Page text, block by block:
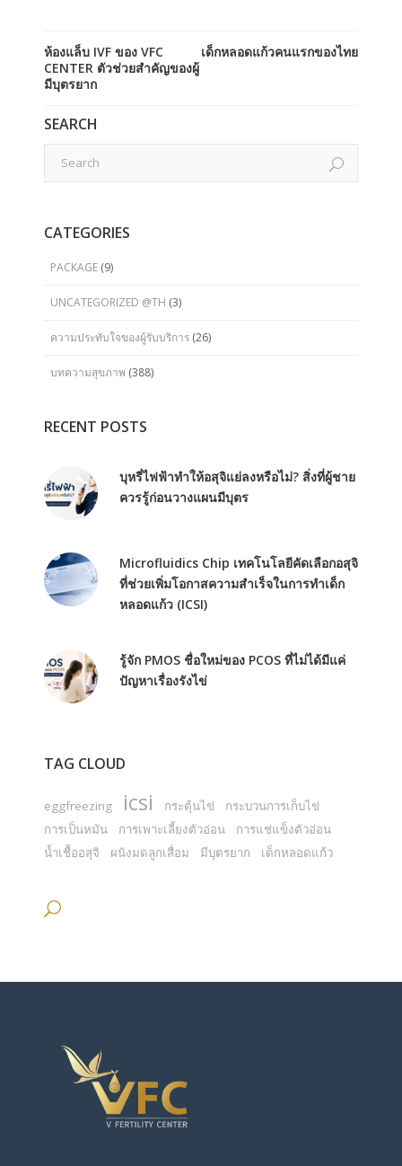
ห้องแล็บ IVF ของ VFC
CENTER ตัวช่วยสำคัญของผู้
มีบุตรยาก
เด็กหลอดแก้วคนแรกของไทย
SEARCH
CATEGORIES
PACKAGE (9)
UNCATEGORIZED @TH (3)
ความประทับใจของผู้รับบริการ (26)
บทความสุขภาพ (388)
RECENT POSTS
บุหรี่ไฟฟ้าทำให้อสุจิแย่ลงหรือไม่? สิ่งที่ผู้ชาย
ควรรู้ก่อนวางแผนมีบุตร
Microfluidics Chip เทคโนโลยีคัดเลือกอสุจิ
ที่ช่วยเพิ่มโอกาสความสำเร็จในการทำเด็ก
หลอดแก้ว (ICSI)
รู้จัก PMOS ชื่อใหม่ของ PCOS ที่ไม่ได้มีแค่
ปัญหาเรื่องรังไข่
TAG CLOUD
eggfreezing icsi กระตุ้นไข่
กระบวนการเก็บไข่
การเป็นหมัน
การเพาะเลี้ยงตัวอ่อน
การแช่แข็งตัวอ่อน
น้ำเชื้ออสุจิ
ผนังมดลูกเสื่อม มีบุตรยาก เด็กหลอดแก้ว